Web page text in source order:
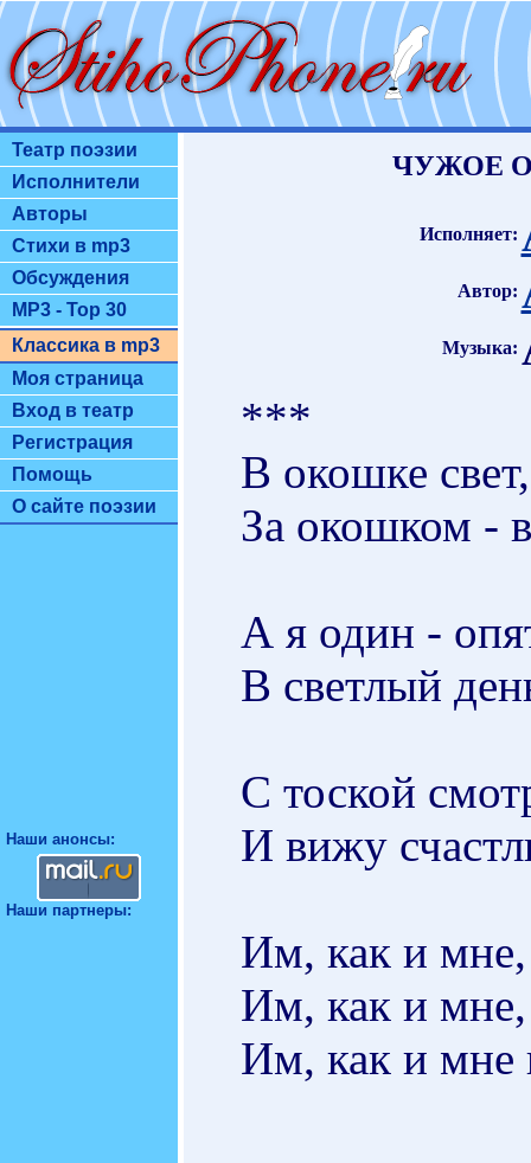
Театр поэзии
Исполнители
Авторы
Стихи в mp3
Обсуждения
MP3 - Top 30
Классика в mp3
Моя страница
Вход в театр
Регистрация
Помощь
О сайте поэзии
Наши анонсы:
Наши партнеры:
ЧУЖОЕ
Исполняет:
Автор:
Музыка:
***
В окошке
За окошком -
А я один -
В светлый
С тоской
И вижу
Им, как и мне,
Им, как и мне,
Им, как и мне